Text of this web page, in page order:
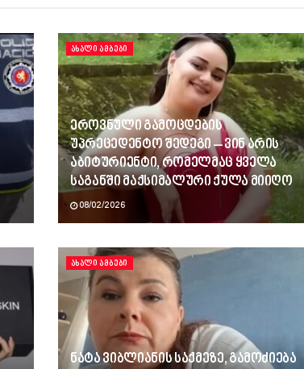
ᲐᲮᲐᲚᲘ ᲐᲛᲑᲔᲑᲘ
ეროვნული გამოცდების
უპრეცედენტო შედეგი – ვინ არის
აბიტურიენტი, რომელმაც ყველა
საგანში მაქსიმალური ქულა მიიღო
08/02/2026
ᲐᲮᲐᲚᲘ ᲐᲛᲑᲔᲑᲘ
ნატა ვიბლიანის საქმეზე, გამოძიება